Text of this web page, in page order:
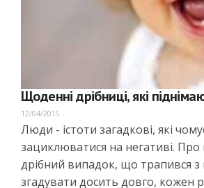
Щоденні дрібниці, які
12/04/2015
Люди - істоти загадкові, які
зациклюватися на негативі.
дрібний випадок, що трапився
згадувати досить довго, кожен